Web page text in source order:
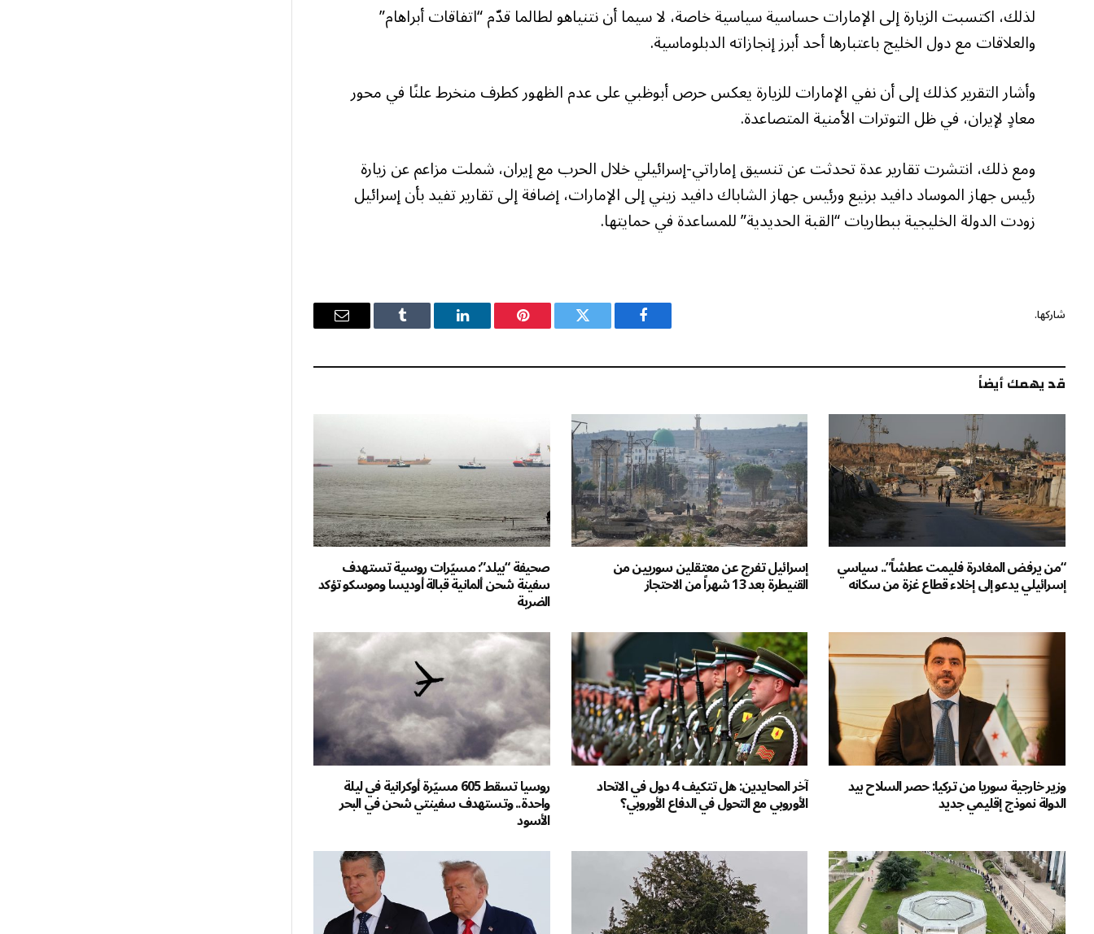
لذلك، اكتسبت الزيارة إلى الإمارات حساسية سياسية خاصة، لا سيما أن نتنياهو لطالما قدّم “اتفاقات أبراهام”
والعلاقات مع دول الخليج باعتبارها أحد أبرز إنجازاته الدبلوماسية.
وأشار التقرير كذلك إلى أن نفي الإمارات للزيارة يعكس حرص أبوظبي على عدم الظهور كطرف منخرط علنًا في محور
معادٍ لإيران، في ظل التوترات الأمنية المتصاعدة.
ومع ذلك، انتشرت تقارير عدة تحدثت عن تنسيق إماراتي-إسرائيلي خلال الحرب مع إيران، شملت مزاعم عن زيارة
رئيس جهاز الموساد دافيد برنيع ورئيس جهاز الشاباك دافيد زيني إلى الإمارات، إضافة إلى تقارير تفيد بأن إسرائيل
زودت الدولة الخليجية ببطاريات “القبة الحديدية” للمساعدة في حمايتها.
شاركها.
فيسبوك تويتر بينتيريستلينكدإن Tumblr
البريد
قد يهمك أيضاً
“من يرفض المغادرة فليمت عطشاً”.. سياسي
إسرائيلي يدعو إلى إخلاء قطاع غزة من سكانه
إسرائيل تفرج عن معتقلين سوريين من
القنيطرة بعد 13 شهراً من الاحتجاز
صحيفة “بيلد”: مسيّرات روسية تستهدف
سفينة شحن ألمانية قبالة أوديسا وموسكو تؤكد
الضربة
وزير خارجية سوريا من تركيا: حصر السلاح بيد
الدولة نموذج إقليمي جديد
آخر المحايدين: هل تتكيف 4 دول في الاتحاد
الأوروبي مع التحول في الدفاع الأوروبي؟
روسيا تسقط 605 مسيّرة أوكرانية في ليلة
واحدة.. وتستهدف سفينتي شحن في البحر
الأسود